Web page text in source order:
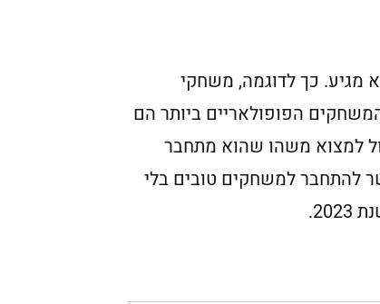
מגיע. כך לדוגמה, משחקי
הפופולאריים ביותר הם
למצוא משהו שהוא מתחבר
להתחבר למשחקים טובים בלי